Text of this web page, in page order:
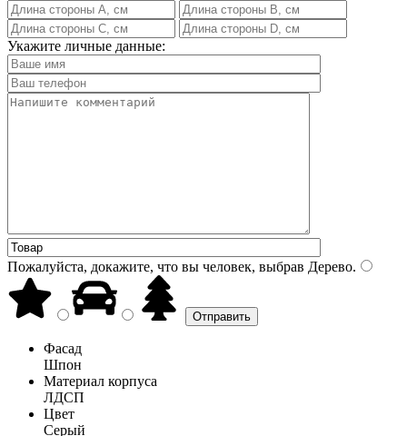
Укажите личные данные:
Пожалуйста, докажите, что вы человек, выбрав Дерево.
Фасад
Шпон
Материал корпуса
ЛДСП
Цвет
Серый